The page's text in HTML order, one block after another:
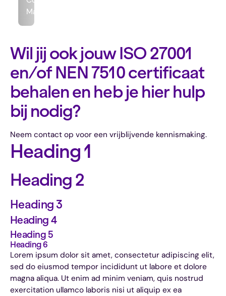
Manager
Wil jij ook jouw ISO 27001
en/of NEN 7510 certificaat
behalen en heb je hier hulp
bij nodig?
Neem contact op voor een vrijblijvende kennismaking.
Heading 1
Heading 2
Heading 3
Heading 4
Heading 5
Heading 6
Lorem ipsum dolor sit amet, consectetur adipiscing elit,
sed do eiusmod tempor incididunt ut labore et dolore
magna aliqua. Ut enim ad minim veniam, quis nostrud
exercitation ullamco laboris nisi ut aliquip ex ea